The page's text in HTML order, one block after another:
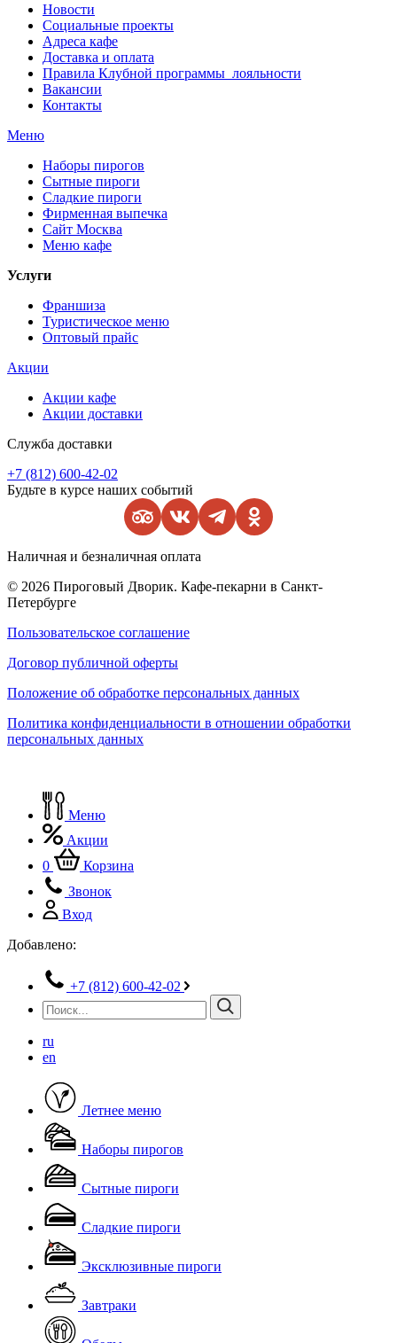
Новости
Социальные проекты
Адреса кафе
Доставка и оплата
Правила Клубной программы лояльности
Вакансии
Контакты
Меню
Наборы пирогов
Сытные пироги
Сладкие пироги
Фирменная выпечка
Сайт Москва
Меню кафе
Услуги
Франшиза
Туристическое меню
Оптовый прайс
Акции
Акции кафе
Акции доставки
Служба доставки
+7 (812) 600-42-02
Будьте в курсе наших событий
Наличная и безналичная оплата
© 2026 Пироговый Дворик. Кафе-пекарни в Санкт-
Петербурге
Пользовательское соглашение
Договор публичной оферты
Положение об обработке персональных данных
Политика конфиденциальности в отношении обработки
персональных данных
Меню
Акции
0
Корзина
Звонок
Вход
Добавлено:
+7 (812) 600-42-02
ru
en
Летнее меню
Наборы пирогов
Сытные пироги
Сладкие пироги
Эксклюзивные пироги
Завтраки